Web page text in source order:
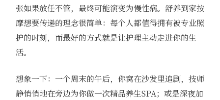
张如果放任不管，最终可能演变为慢性病。舒养到家按
摩想要传递的理念很简单：每个人都值得拥有被专业照
护的时刻，而最好的方式就是让护理主动走进你的生
活。
想象一下：一个周末的午后，你窝在沙发里追剧，技师
静悄悄地在旁边为你做一次精品养生SPA；或是深夜加